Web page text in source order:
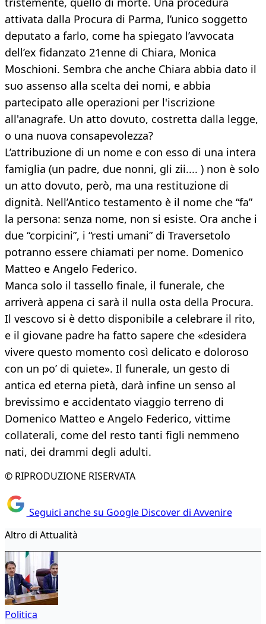
attivata dalla Procura di Parma, l’unico soggetto
deputato a farlo, come ha spiegato l’avvocata
dell’ex fidanzato 21enne di Chiara, Monica
Moschioni. Sembra che anche Chiara abbia dato il
suo assenso alla scelta dei nomi, e abbia
partecipato alle operazioni per l'iscrizione
all'anagrafe. Un atto dovuto, costretta dalla legge,
o una nuova consapevolezza?
L’attribuzione di un nome e con esso di una intera
famiglia (un padre, due nonni, gli zii.... ) non è solo
un atto dovuto, però, ma una restituzione di
dignità. Nell’Antico testamento è il nome che “fa”
la persona: senza nome, non si esiste. Ora anche i
due “corpicini”, i “resti umani” di Traversetolo
potranno essere chiamati per nome. Domenico
Matteo e Angelo Federico.
Manca solo il tassello finale, il funerale, che
arriverà appena ci sarà il nulla osta della Procura.
Il vescovo si è detto disponibile a celebrare il rito,
e il giovane padre ha fatto sapere che «desidera
vivere questo momento così delicato e doloroso
con un po’ di quiete». Il funerale, un gesto di
antica ed eterna pietà, darà infine un senso al
brevissimo e accidentato viaggio terreno di
Domenico Matteo e Angelo Federico, vittime
collaterali, come del resto tanti figli nemmeno
nati, dei drammi degli adulti.
© RIPRODUZIONE RISERVATA
Seguici anche su Google Discover di Avvenire
Altro di Attualità
Politica